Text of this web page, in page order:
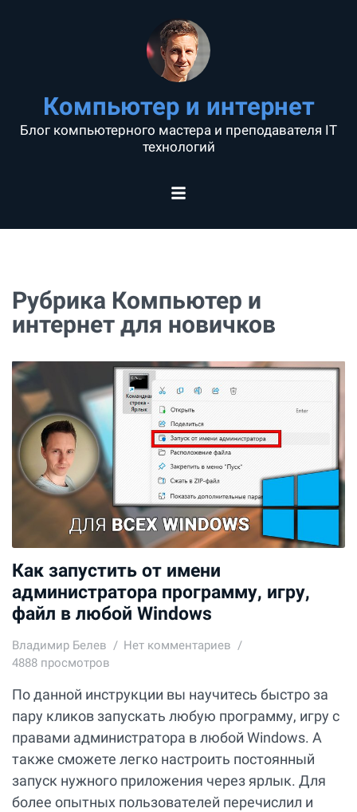
Компьютер и интернет
Блог компьютерного мастера и преподавателя IT
технологий
Рубрика Компьютер и
интернет для новичков
Как запустить от имени
администратора программу, игру,
файл в любой Windows
Владимир Белев
Нет комментариев
4888 просмотров
По данной инструкции вы научитесь быстро за
пару кликов запускать любую программу, игру с
правами администратора в любой Windows. А
также сможете легко настроить постоянный
запуск нужного приложения через ярлык. Для
более опытных пользователей перечислил и